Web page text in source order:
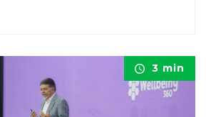
3 min